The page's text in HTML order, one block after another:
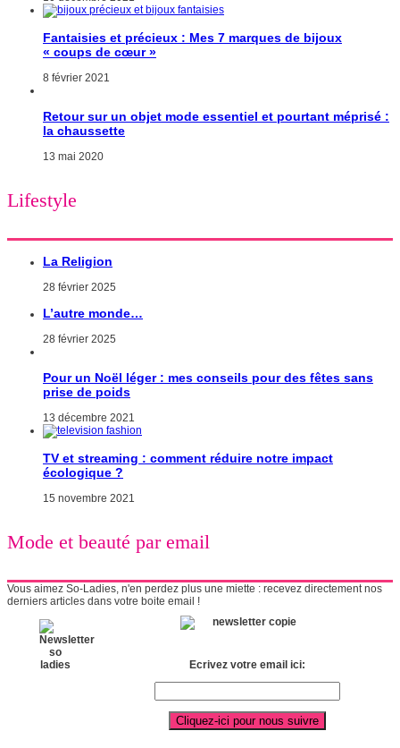
Fantaisies et précieux : Mes 7 marques de bijoux
« coups de cœur »
8 février 2021
Retour sur un objet mode essentiel et pourtant méprisé :
la chaussette
13 mai 2020
Lifestyle
La Religion
28 février 2025
L’autre monde…
28 février 2025
Pour un Noël léger : mes conseils pour des fêtes sans
prise de poids
13 décembre 2021
TV et streaming : comment réduire notre impact
écologique ?
15 novembre 2021
Mode et beauté par email
Vous aimez So-Ladies, n'en perdez plus une miette : recevez directement nos
derniers articles dans votre boite email !
Ecrivez votre email ici: